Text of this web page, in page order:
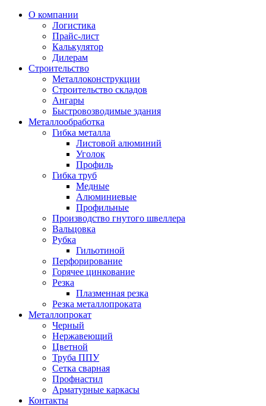
О компании
Логистика
Прайс-лист
Калькулятор
Дилерам
Строительство
Металлоконструкции
Строительство складов
Ангары
Быстровозводимые здания
Металлообработка
Гибка металла
Листовой алюминий
Уголок
Профиль
Гибка труб
Медные
Алюминиевые
Профильные
Производство гнутого швеллера
Вальцовка
Рубка
Гильотиной
Перфорирование
Горячее цинкование
Резка
Плазменная резка
Резка металлопроката
Металлопрокат
Черный
Нержавеющий
Цветной
Труба ППУ
Сетка сварная
Профнастил
Арматурные каркасы
Контакты